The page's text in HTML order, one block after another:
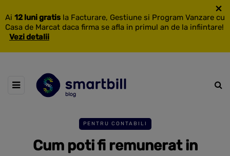
Ai 12 luni gratis la Facturare, Gestiune si Program Vanzare cu
Casa de Marcat daca firma se afla in primul an de la infiintare!
Vezi detalii
×
PENTRU CONTABILI
Cum poti fi remunerat in